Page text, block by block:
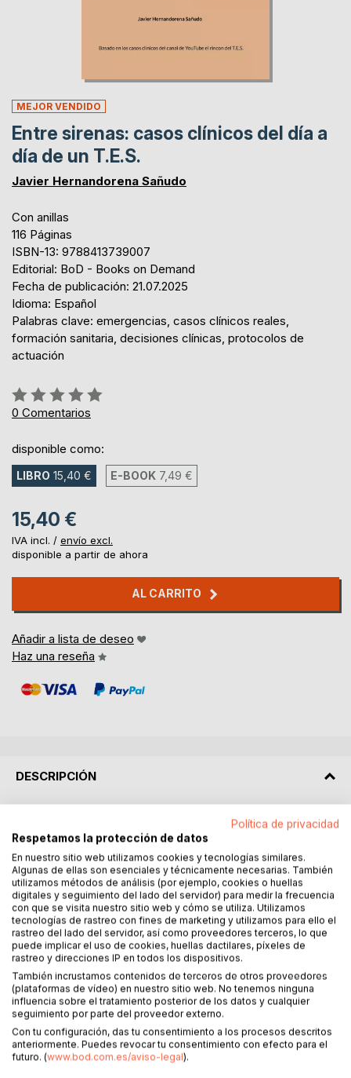
MEJOR VENDIDO
Entre sirenas: casos clínicos del día a
día de un T.E.S.
Javier Hernandorena Sañudo
Con anillas
116 Páginas
ISBN-13: 9788413739007
Editorial: BoD - Books on Demand
Fecha de publicación: 21.07.2025
Idioma: Español
Palabras clave: emergencias, casos clínicos reales,
formación sanitaria, decisiones clínicas, protocolos de
actuación
Rating:
0%
0 Comentarios
disponible como:
LIBRO 15,40 € E-BOOK 7,49 €
15,40 €
IVA incl. / envío excl.
disponible a partir de ahora
AL CARRITO
Añadir a lista de deseo
Haz una reseña
DESCRIPCIÓN
Este libro nace del corazón del canal de YouTube El Rincón
del TES, donde compartimos experiencias reales desde
dentro de una ambulancia de Soporte Vital Básico. No son
historias inventadas ni teorías de manual, son vivencias que
nos han marcado como Técnicos en Emergencias
Sanitarias.
Aquí encontrarás casos clínicos narrados en primera
persona, con toda la tensión, incertidumbre y humanidad
que supone enfrentarse a situaciones límite sin un médico
al lado, con recursos limitados y decisiones que no pueden
esperar. Son episodios reales donde lo importante no es
solo lo que se hizo, sino cómo se pensó, cómo se valoró al
paciente, cómo se comunicó con el equipo médico y
cómo se resolvió cada caso desde la mirada de quienes
estamos en primera línea.
Política de privacidad
Respetamos la protección de datos
En nuestro sitio web utilizamos cookies y tecnologías similares.
Algunas de ellas son esenciales y técnicamente necesarias. También
utilizamos métodos de análisis (por ejemplo, cookies o huellas
digitales y seguimiento del lado del servidor) para medir la frecuencia
con que se visita nuestro sitio web y cómo se utiliza. Utilizamos
tecnologías de rastreo con fines de marketing y utilizamos para ello el
rastreo del lado del servidor, así como proveedores terceros, lo que
puede implicar el uso de cookies, huellas dactilares, píxeles de
rastreo y direcciones IP en todos los dispositivos.
También incrustamos contenidos de terceros de otros proveedores
(plataformas de vídeo) en nuestro sitio web. No tenemos ninguna
influencia sobre el tratamiento posterior de los datos y cualquier
seguimiento por parte del proveedor externo.
Con tu configuración, das tu consentimiento a los procesos descritos
anteriormente. Puedes revocar tu consentimiento con efecto para el
futuro. (www.bod.com.es/aviso-legal).